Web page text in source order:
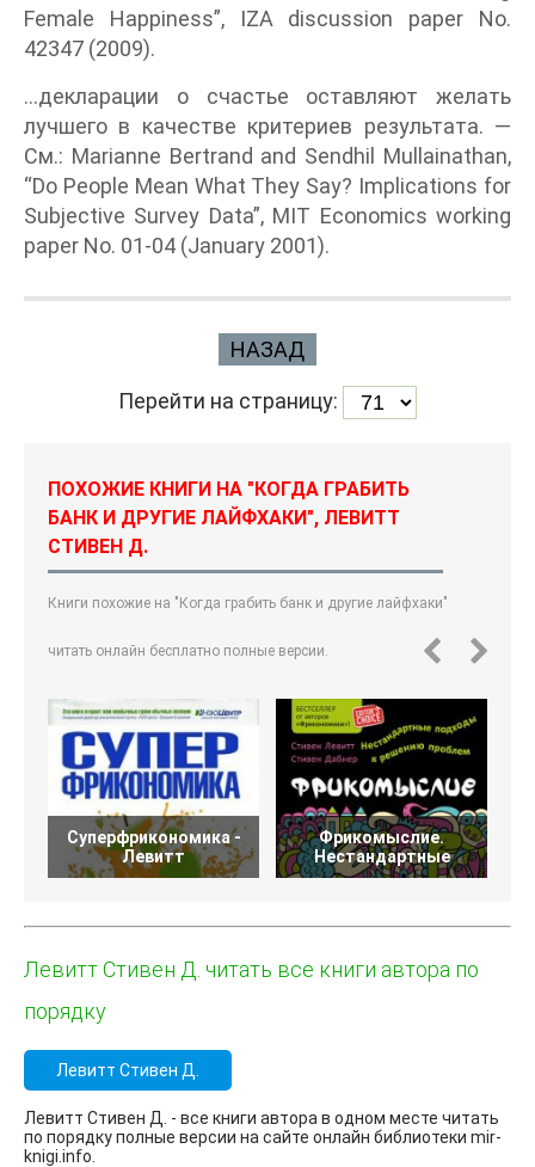
Female Happiness”, IZA discussion paper No.
42347 (2009).
...декларации о счастье оставляют желать
лучшего в качестве критериев результата. —
См.: Marianne Bertrand and Sendhil Mullainathan,
“Do People Mean What They Say? Implications for
Subjective Survey Data”, MIT Economics working
paper No. 01-04 (January 2001).
НАЗАД
Перейти на страницу:
ПОХОЖИЕ КНИГИ НА "КОГДА ГРАБИТЬ
БАНК И ДРУГИЕ ЛАЙФХАКИ", ЛЕВИТТ
СТИВЕН Д.
Книги похожие на "Когда грабить банк и другие лайфхаки"
читать онлайн бесплатно полные версии.
Суперфрикономика -
Левитт
Фрикомыслие.
Нестандартные
Левитт Стивен Д. читать все книги автора по
порядку
Левитт Стивен Д.
Левитт Стивен Д. - все книги автора в одном месте читать
по порядку полные версии на сайте онлайн библиотеки mir-
knigi.info.